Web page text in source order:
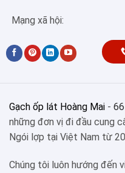
Mạng xã hội:
Gạch ốp lát Hoàng Mai -
những đơn vị đi đầu cung
Ngói lợp tại Việt Nam từ
Chúng tôi luôn hướng đến